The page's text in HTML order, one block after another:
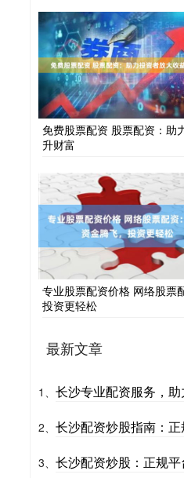
免费股票配资 股票配资：助
升财富
专业股票配资价格 网络股票
投资更轻松
最新文章
1、 长沙专业配资服务，
2、 长沙配资炒股指南：
3、 长沙配资炒股：正规